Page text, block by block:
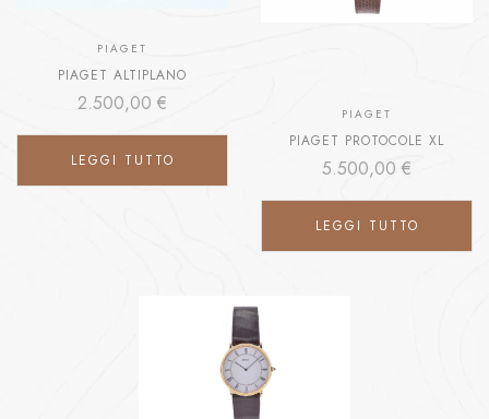
PIAGET
PIAGET ALTIPLANO
2.500,00 €
LEGGI TUTTO
PIAGET
PIAGET PROTOCOLE XL
5.500,00 €
LEGGI TUTTO